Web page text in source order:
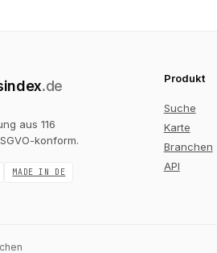
index.de
aus 116
konform.
MADE IN DE
Produkt
Suche
Karte
Branchen
API